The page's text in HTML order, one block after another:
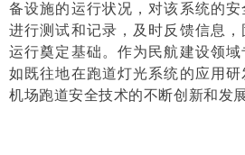
备设施的运行状况，对该系统的
进行测试和记录，及时反馈信息
运行奠定基础。作为民航建设领
如既往地在跑道灯光系统的应用
机场跑道安全技术的不断创新和发